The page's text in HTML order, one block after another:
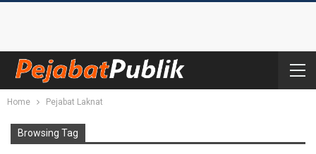
Home Pejabat Laknat
Browsing Tag